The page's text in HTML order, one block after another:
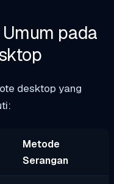
pada
desktop yang
Metode
Serangan